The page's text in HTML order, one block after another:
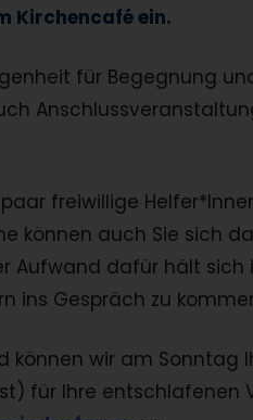
Kirchencafé ein.
für Begegnung
freiwillige
können auch Sie sich
Aufwand dafür hält sich
ins Gespräch zu
können wir am Sonntag
für Ihre entschlafenen